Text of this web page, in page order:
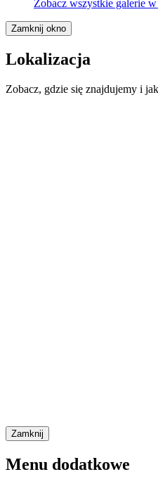
Zobacz wszystkie galerie
Zamknij okno
Lokalizacja
Zobacz, gdzie się znajdujemy i
Zamknij
Menu dodatkowe